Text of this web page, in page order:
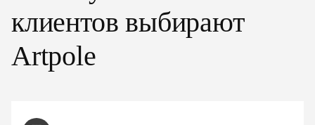
клиентов выбирают
Artpole